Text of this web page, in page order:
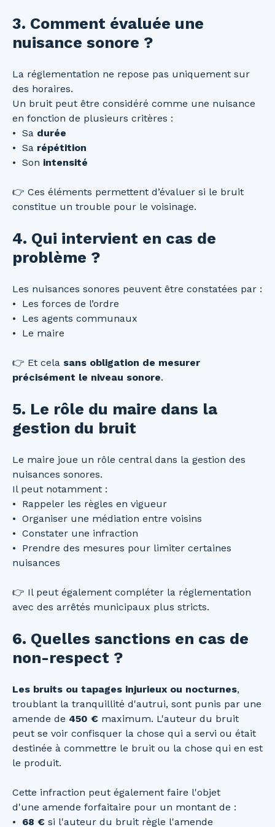
3. Comment évaluée une
nuisance sonore ?
La réglementation ne repose pas uniquement sur
des horaires.
Un bruit peut être considéré comme une nuisance
en fonction de plusieurs critères :
Sa durée
Sa répétition
Son intensité
👉 Ces éléments permettent d’évaluer si le bruit
constitue un trouble pour le voisinage.
4. Qui intervient en cas de
problème ?
Les nuisances sonores peuvent être constatées par :
Les forces de l’ordre
Les agents communaux
Le maire
👉 Et cela sans obligation de mesurer
précisément le niveau sonore.
5. Le rôle du maire dans la
gestion du bruit
Le maire joue un rôle central dans la gestion des
nuisances sonores.
Il peut notamment :
Rappeler les règles en vigueur
Organiser une médiation entre voisins
Constater une infraction
Prendre des mesures pour limiter certaines
nuisances
👉 Il peut également compléter la réglementation
avec des arrêtés municipaux plus stricts.
6. Quelles sanctions en cas de
non-respect ?
Les bruits ou tapages injurieux ou nocturnes,
troublant la tranquillité d'autrui, sont punis par une
amende de 450 € maximum. L'auteur du bruit
peut se voir confisquer la chose qui a servi ou était
destinée à commettre le bruit ou la chose qui en est
le produit.
Cette infraction peut également faire l'objet
d'une amende forfaitaire pour un montant de :
68 € si l'auteur du bruit règle l'amende